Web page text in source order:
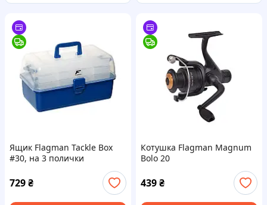
Ящик Flagman Tackle Box
#30, на 3 полички
729₴
Котушка Flagman Magnum
Bolo 20
439₴